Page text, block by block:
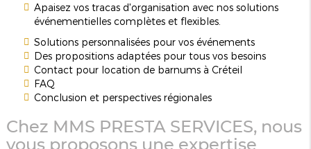
Apaisez vos tracas d'organisation avec nos solutions
événementielles complètes et flexibles.
Solutions personnalisées pour vos événements
Des propositions adaptées pour tous vos besoins
Contact pour location de barnums à Créteil
FAQ
Conclusion et perspectives régionales
Chez MMS PRESTA SERVICES, nous
vous proposons une expertise